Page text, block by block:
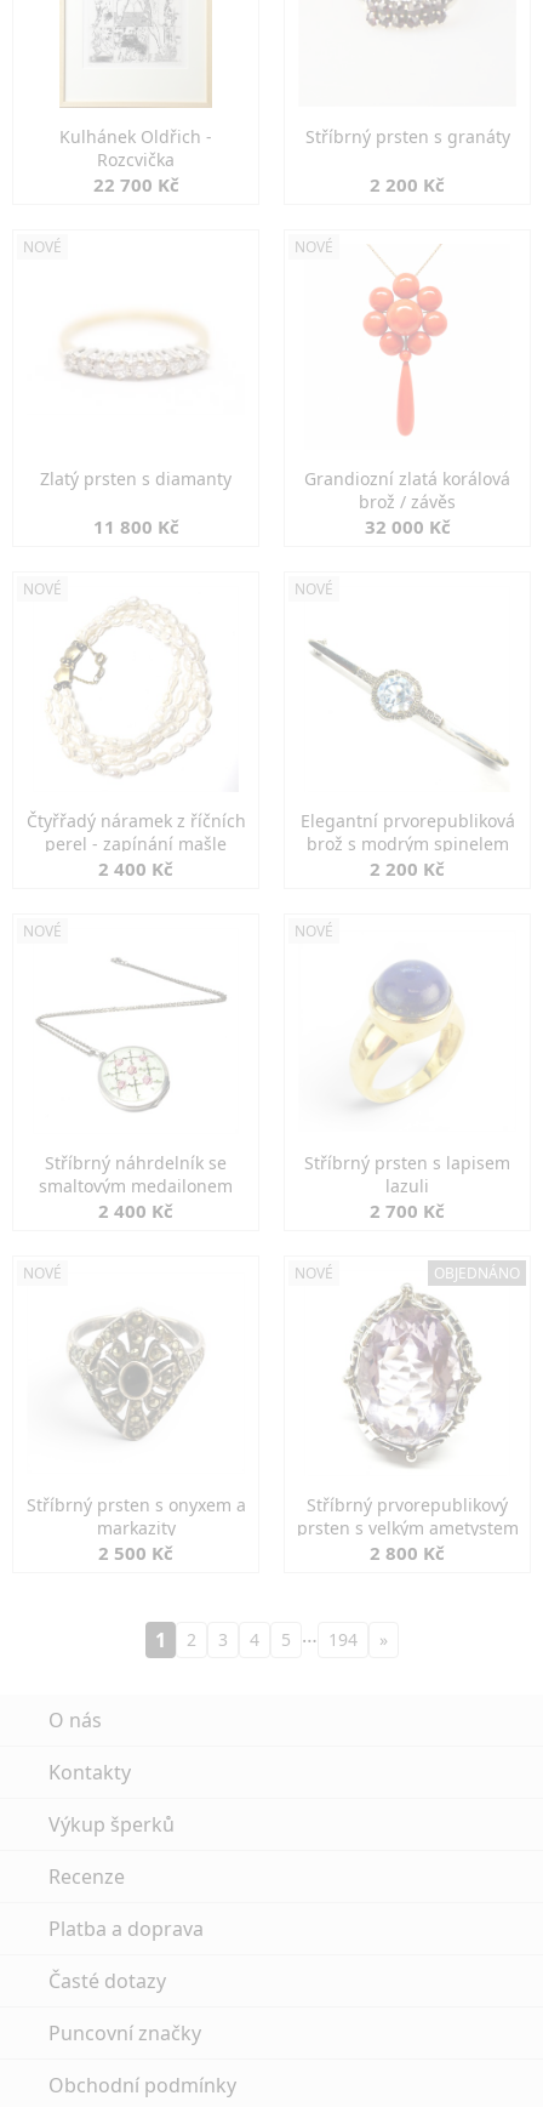
Kulhánek Oldřich -
Rozcvička
22 700 Kč
Stříbrný prsten s granáty
2 200 Kč
NOVÉ
Zlatý prsten s diamanty
11 800 Kč
NOVÉ
Grandiozní zlatá korálová
brož / závěs
32 000 Kč
NOVÉ
Čtyřřadý náramek z říčních
perel - zapínání mašle
2 400 Kč
NOVÉ
Elegantní prvorepubliková
brož s modrým spinelem
2 200 Kč
NOVÉ
Stříbrný náhrdelník se
smaltovým medailonem
2 400 Kč
NOVÉ
Stříbrný prsten s lapisem
lazuli
2 700 Kč
NOVÉ
Stříbrný prsten s onyxem a
markazity
2 500 Kč
NOVÉ OBJEDNÁNO
Stříbrný prvorepublikový
prsten s velkým ametystem
2 800 Kč
1 2 3 4 5 … 194 »
O nás
Kontakty
Výkup šperků
Recenze
Platba a doprava
Časté dotazy
Puncovní značky
Obchodní podmínky